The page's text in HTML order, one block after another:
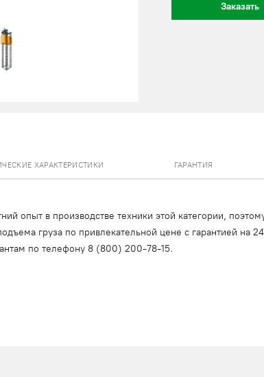
Заказать
ХАРАКТЕРИСТИКИ ГАРАНТИЯ
опыт в производстве техники этой категории,
груза по привлекательной цене с гарантией на
по телефону 8 (800) 200-78-15.